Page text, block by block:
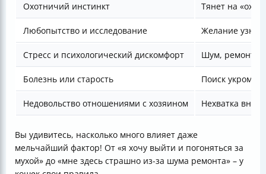
Охотничий инстинкт Тянет на
Любопытство и исследование Желание
Стресс и психологический дискомфорт Шум, ремонт,
Болезнь или старость Поиск
Недовольство отношениями с хозяином Нехватка
Вы удивитесь, насколько много влияет даже
мельчайший фактор! От «я хочу выйти и погоняться за
мухой» до «мне здесь страшно из-за шума ремонта» – у